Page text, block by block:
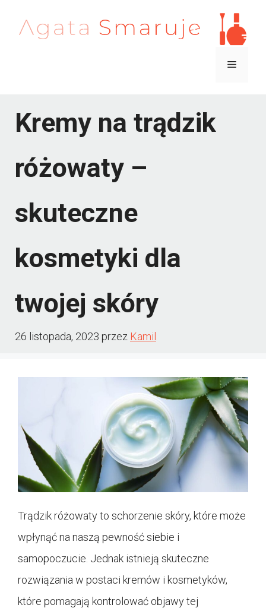
Menu
Kremy na trądzik
różowaty –
skuteczne
kosmetyki dla
twojej skóry
26 listopada, 2023 przez Kamil
Trądzik różowaty to schorzenie skóry, które może
wpłynąć na naszą pewność siebie i
samopoczucie. Jednak istnieją skuteczne
rozwiązania w postaci kremów i kosmetyków,
które pomagają kontrolować objawy tej